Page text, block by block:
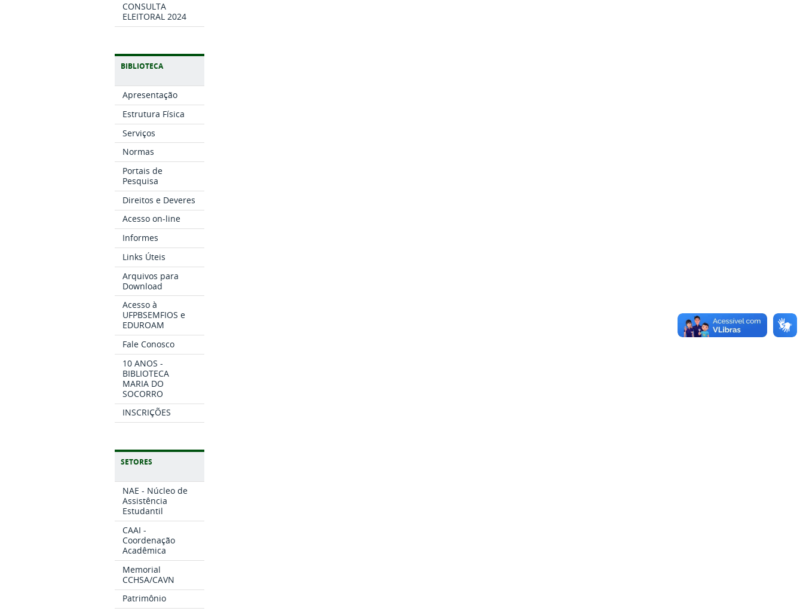
CONSULTA
ELEITORAL 2024
BIBLIOTECA
Apresentação
Estrutura Física
Serviços
Normas
Portais de
Pesquisa
Direitos e Deveres
Acesso on-line
Informes
Links Úteis
Arquivos para
Download
Acesso à
UFPBSEMFIOS e
EDUROAM
Fale Conosco
10 ANOS -
BIBLIOTECA
MARIA DO
SOCORRO
INSCRIÇÕES
SETORES
NAE - Núcleo de
Assistência
Estudantil
CAAI -
Coordenação
Acadêmica
Memorial
CCHSA/CAVN
Patrimônio